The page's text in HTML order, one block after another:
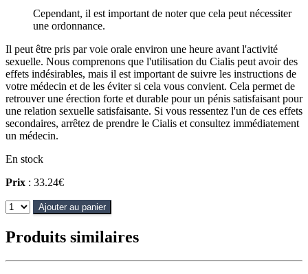
Cependant, il est important de noter que cela peut nécessiter
une ordonnance.
Il peut être pris par voie orale environ une heure avant l'activité
sexuelle. Nous comprenons que l'utilisation du Cialis peut avoir des
effets indésirables, mais il est important de suivre les instructions de
votre médecin et de les éviter si cela vous convient. Cela permet de
retrouver une érection forte et durable pour un pénis satisfaisant pour
une relation sexuelle satisfaisante. Si vous ressentez l'un de ces effets
secondaires, arrêtez de prendre le Cialis et consultez immédiatement
un médecin.
En stock
Prix : 33.24€
Ajouter au panier
Produits similaires